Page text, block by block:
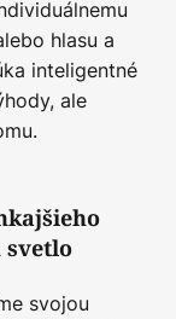
hlasu a
inteligentné
ale
svetlo
svojou